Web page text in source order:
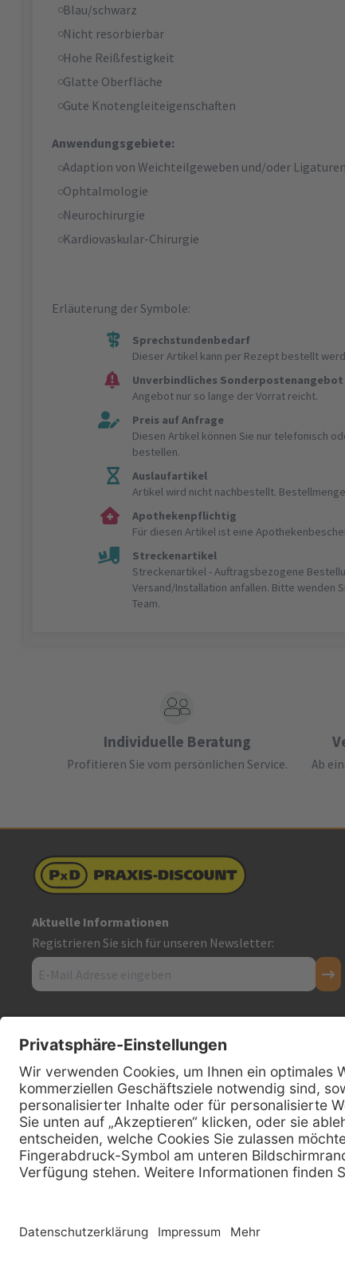
Blau/schwarz
Nicht resorbierbar
Hohe Reißfestigkeit
Glatte Oberfläche
Gute Knotengleiteigenschaften
Anwendungsgebiete:
Adaption von Weichteilgeweben und/oder Ligaturen
Ophtalmologie
Neurochirurgie
Kardiovaskular-Chirurgie
Erläuterung der Symbole:
Sprechstundenbedarf
Dieser Artikel kann per Rezept bestellt
Unverbindliches Sonderpostenangebot
Angebot nur so lange der Vorrat reicht.
Preis auf Anfrage
Diesen Artikel können Sie nur telefonisch
bestellen.
Auslaufartikel
Artikel wird nicht nachbestellt.
Apothekenpflichtig
Für diesen Artikel ist eine
Streckenartikel
Streckenartikel - Auftragsbezogene
Versand/Installation anfallen. Bitte wenden
Team.
Individuelle Beratung
Profitieren Sie vom persönlichen Service. Ab
Aktuelle Informationen
Registrieren Sie sich für unseren Newsletter:
Firmensitz
PxD Praxis-Discount GmbH
Hans-Wunderlich-Straße 7
D-49078 Osnabrück
Telefon:0800 - 600 66 30
Telefon: 0800 - 07 01 96